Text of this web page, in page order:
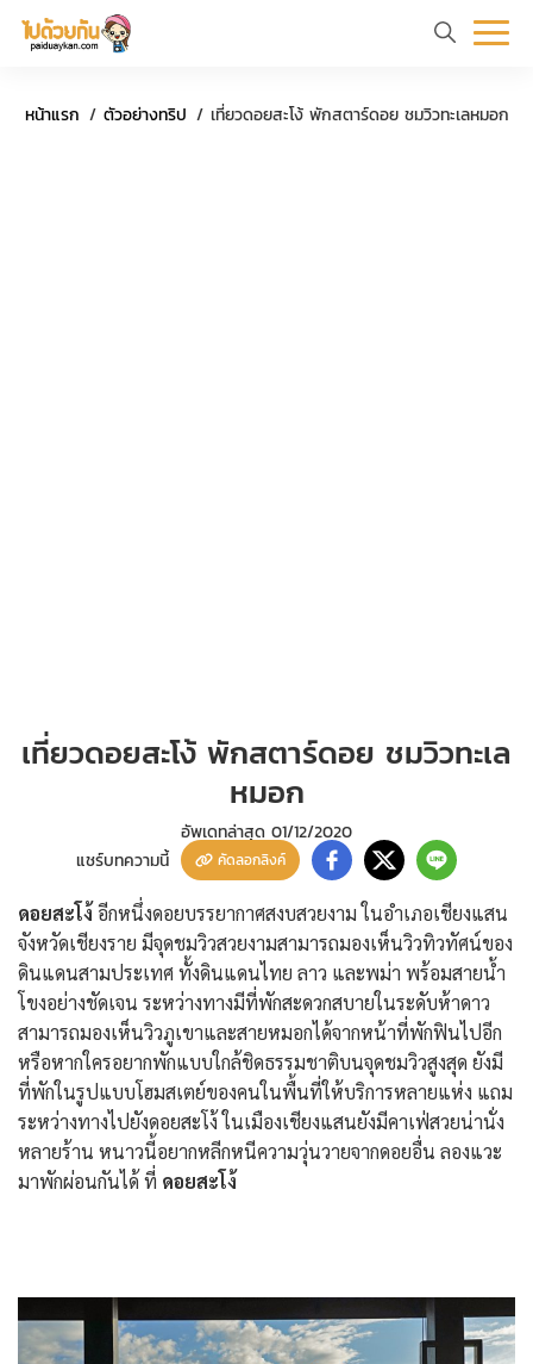
หน้า
ข้อมูลที่
หน้าแรก ตัวอย่างทริป เที่ยวดอยสะโง้ พักสตาร์ดอย ชมวิวทะเลหมอก
เที่ยวดอยสะโง้ พักสตาร์ดอย ชมวิวทะเล
หมอก
อัพเดทล่าสุด 01/12/2020
แชร์บทความนี้
คัดลอกลิงค์
ดอยสะโง้ อีกหนึ่งดอยบรรยากาศสงบสวยงาม ในอำเภอเชียงแสน
จังหวัดเชียงราย มีจุดชมวิวสวยงามสามารถมองเห็นวิวทิวทัศน์ของ
ดินแดนสามประเทศ ทั้งดินแดนไทย ลาว และพม่า พร้อมสายน้ำ
โขงอย่างชัดเจน ระหว่างทางมีที่พักสะดวกสบายในระดับห้าดาว
สามารถมองเห็นวิวภูเขาและสายหมอกได้จากหน้าที่พักฟินไปอีก
หรือหากใครอยากพักแบบใกล้ชิดธรรมชาติบนจุดชมวิวสูงสุด ยังมี
ที่พักในรูปแบบโฮมสเตย์ของคนในพื้นที่ให้บริการหลายแห่ง แถม
ระหว่างทางไปยังดอยสะโง้ ในเมืองเชียงแสนยังมีคาเฟ่สวยน่านั่ง
หลายร้าน หนาวนี้อยากหลีกหนีความวุ่นวายจากดอยอื่น ลองแวะ
มาพักผ่อนกันได้ ที่ ดอยสะโง้